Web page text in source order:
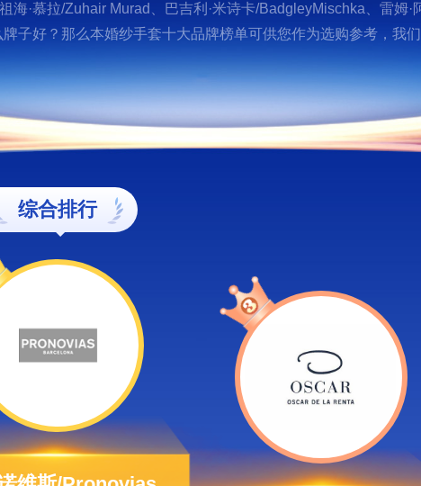
海·慕拉/Zuhair Murad、巴吉利·米诗卡/BadgleyMischka、雷姆
子好？那么本婚纱手套十大品牌榜单可供您作为选购参考，我
综合排行